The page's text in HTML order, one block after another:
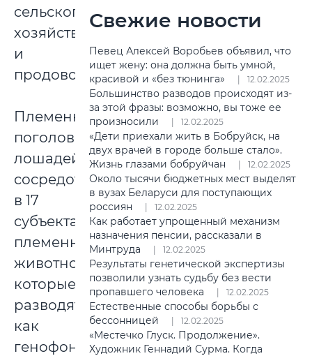
сельского
хозяйства
и
продовольствия.
Племенное
поголовье
лошадей
сосредоточено
в 17
субъектах
племенного
животноводства,
которые
разводят
как
генофондные
Свежие новости
Певец Алексей Воробьев объявил, что
ищет жену: она должна быть умной,
красивой и «без тюнинга»
12.02.2025
Большинство разводов происходят из-
за этой фразы: возможно, вы тоже ее
произносили
12.02.2025
«Дети приехали жить в Бобруйск, на
двух врачей в городе больше стало».
Жизнь глазами бобруйчан
12.02.2025
Около тысячи бюджетных мест выделят
в вузах Беларуси для поступающих
россиян
12.02.2025
Как работает упрощенный механизм
назначения пенсии, рассказали в
Минтруда
12.02.2025
Результаты генетической экспертизы
позволили узнать судьбу без вести
пропавшего человека
12.02.2025
Естественные способы борьбы с
бессонницей
12.02.2025
«Местечко Глуск. Продолжение».
Художник Геннадий Сурма. Когда